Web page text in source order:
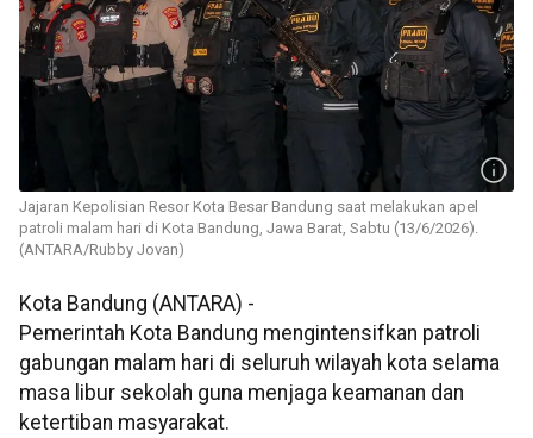
Jajaran Kepolisian Resor Kota Besar Bandung saat melakukan apel
patroli malam hari di Kota Bandung, Jawa Barat, Sabtu (13/6/2026).
(ANTARA/Rubby Jovan)
Kota Bandung (ANTARA) -
Pemerintah Kota Bandung mengintensifkan patroli
gabungan malam hari di seluruh wilayah kota selama
masa libur sekolah guna menjaga keamanan dan
ketertiban masyarakat.